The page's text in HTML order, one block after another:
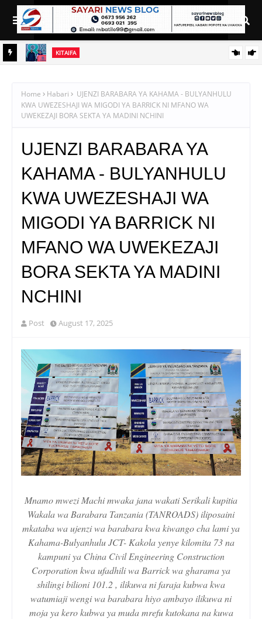
KITAIFA
Home Habari
UJENZI BARABARA YA KAHAMA - BULYANHULU
KWA UWEZESHAJI WA MIGODI YA BARRICK NI MFANO WA
UWEKEZAJI BORA SEKTA YA MADINI NCHINI
UJENZI BARABARA YA
KAHAMA - BULYANHULU
KWA UWEZESHAJI WA
MIGODI YA BARRICK NI
MFANO WA UWEKEZAJI
BORA SEKTA YA MADINI
NCHINI
Post August 17, 2025
Mnamo mwezi Machi mwaka jana wakati Serikali kupitia
Wakala wa Barabara Tanzania (TANROADS) iliposaini
mkataba wa ujenzi wa barabara kwa kiwango cha lami ya
Kahama-Bulyanhulu JCT- Kakola yenye kilomita 73 na
kampuni ya China Civil Engineering Construction
Corporation kwa ufadhili wa Barrick wa gharama ya
shilingi bilioni 101.2 , ilikuwa ni faraja kubwa kwa
watumiaji wengi wa barabara hiyo ambayo ilikuwa ni
moja ya kero kubwa ya muda mrefu kutokana na kuwa